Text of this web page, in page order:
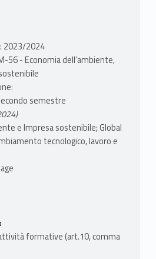
2023/2024
56 - Economia dell'ambiente,
semestre
e Impresa sostenibile; Global
tecnologico, lavoro e
formative (art.10, comma